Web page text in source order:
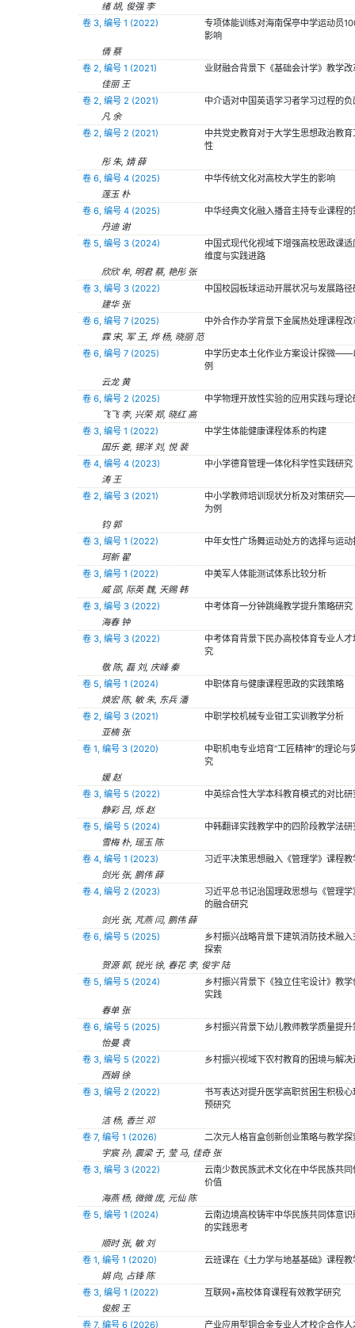
绪 胡, 俊强 李
卷 3, 编号 1 (2022)
专项体能训练对海南保亭中学运动员
影响
倩 蔡
卷 2, 编号 1 (2021)
业财融合背景下《基础会计学》教学改
佳丽 王
卷 2, 编号 2 (2021)
中介语对中国英语学习者学习过程的负
凡 余
卷 2, 编号 2 (2021)
中共党史教育对于大学生思想政治教
性
彤 朱, 婧 薛
卷 6, 编号 4 (2025)
中华传统文化对高校大学生的影响
莲玉 朴
卷 6, 编号 4 (2025)
中华经典文化融入播音主持专业课程的
丹迪 谢
卷 5, 编号 3 (2024)
中国式现代化视域下增强高校思政课
维度与实践进路
欣欣 牟, 明君 蔡, 艳彤 张
卷 3, 编号 3 (2022)
中国校园板球运动开展状况与发展路径
建华 张
卷 6, 编号 7 (2025)
中外合作办学背景下金属热处理课程改
霖 宋, 军 王, 烨 杨, 晓丽 范
卷 6, 编号 7 (2025)
中学历史本土化作业方案设计探微——
例
云龙 黄
卷 6, 编号 2 (2025)
中学物理开放性实验的应用实践与理论
飞飞 李, 兴荣 郑, 晓红 高
卷 3, 编号 1 (2022)
中学生体能健康课程体系的构建
国乐 姜, 锡洋 刘, 悦 裴
卷 4, 编号 4 (2023)
中小学德育管理一体化科学性实践研究
涛 王
卷 2, 编号 3 (2021)
中小学教师培训现状分析及对策研究
为例
钧 郭
卷 3, 编号 1 (2022)
中年女性广场舞运动处方的选择与运动
珂新 翟
卷 3, 编号 1 (2022)
中美军人体能测试体系比较分析
威 邵, 际英 魏, 天赐 韩
卷 3, 编号 3 (2022)
中考体育一分钟跳绳教学提升策略研究
海春 钟
卷 3, 编号 3 (2022)
中考体育背景下民办高校体育专业人
究
敬 陈, 磊 刘, 庆峰 秦
卷 5, 编号 1 (2024)
中职体育与健康课程思政的实践策略
焕宏 陈, 敏 朱, 东兵 潘
卷 2, 编号 3 (2021)
中职学校机械专业钳工实训教学分析
亚楠 张
卷 1, 编号 3 (2020)
中职机电专业培育“工匠精神”的理论与
究
媛 赵
卷 3, 编号 5 (2022)
中英综合性大学本科教育模式的对比研
静彩 吕, 烁 赵
卷 5, 编号 5 (2024)
中韩翻译实践教学中的四阶段教学法研
雪梅 朴, 瑶玉 陈
卷 4, 编号 1 (2023)
习近平决策思想融入《管理学》课程教
剑光 张, 鹏伟 薛
卷 4, 编号 2 (2023)
习近平总书记治国理政思想与《管理
的融合研究
剑光 张, 芃燕 闫, 鹏伟 薛
卷 6, 编号 5 (2025)
乡村振兴战略背景下建筑消防技术融
探索
贺源 郭, 锐光 徐, 春花 李, 俊宇 陆
卷 5, 编号 5 (2024)
乡村振兴背景下《独立住宅设计》教
实践
春单 张
卷 6, 编号 5 (2025)
乡村振兴背景下幼儿教师教学质量提升
怡曼 袁
卷 3, 编号 5 (2022)
乡村振兴视域下农村教育的困境与解决
西娟 徐
卷 3, 编号 2 (2022)
书写表达对提升医学高职贫困生积极心
预研究
洁 杨, 香兰 邓
卷 7, 编号 1 (2026)
二次元人格盲盒创新创业策略与教学探
宇宸 孙, 震梁 于, 莹 马, 佳奇 张
卷 3, 编号 3 (2022)
云南少数民族武术文化在中华民族共同
价值
海燕 杨, 微微 庞, 元仙 陈
卷 5, 编号 1 (2024)
云南边境高校铸牢中华民族共同体意识
的实践思考
顺时 张, 敏 刘
卷 1, 编号 1 (2020)
云班课在《土力学与地基基础》课程教
娟 向, 占锋 陈
卷 3, 编号 1 (2022)
互联网+高校体育课程有效教学研究
俊舰 王
卷 7, 编号 6 (2026)
产业应用型铜合金专业人才校企合作